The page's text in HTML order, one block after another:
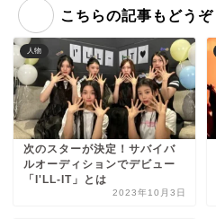
こちらの記事もどうぞ
人物
次のスターが決定！サバイバ
ルオーディションでデビュー
「I'LL-IT」とは
2023年10月3日